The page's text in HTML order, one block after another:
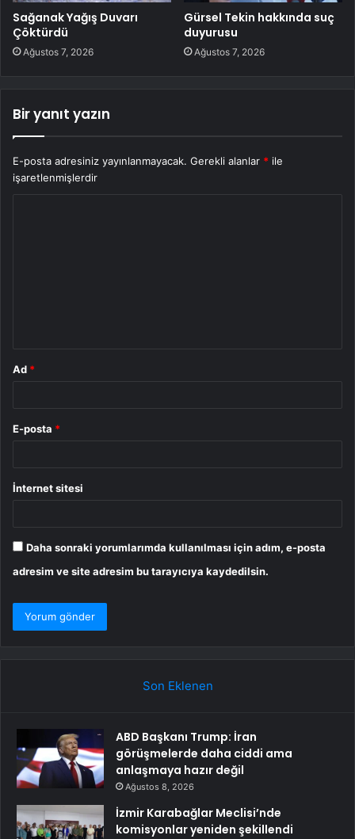
Sağanak Yağış Duvarı
Çöktürdü
Ağustos 7, 2026
Gürsel Tekin hakkında suç
duyurusu
Ağustos 7, 2026
Bir yanıt yazın
E-posta adresiniz yayınlanmayacak. Gerekli alanlar * ile
işaretlenmişlerdir
Ad *
E-posta *
İnternet sitesi
Daha sonraki yorumlarımda kullanılması için adım, e-posta
adresim ve site adresim bu tarayıcıya kaydedilsin.
Son Eklenen
ABD Başkanı Trump: İran
görüşmelerde daha ciddi ama
anlaşmaya hazır değil
Ağustos 8, 2026
İzmir Karabağlar Meclisi’nde
komisyonlar yeniden şekillendi